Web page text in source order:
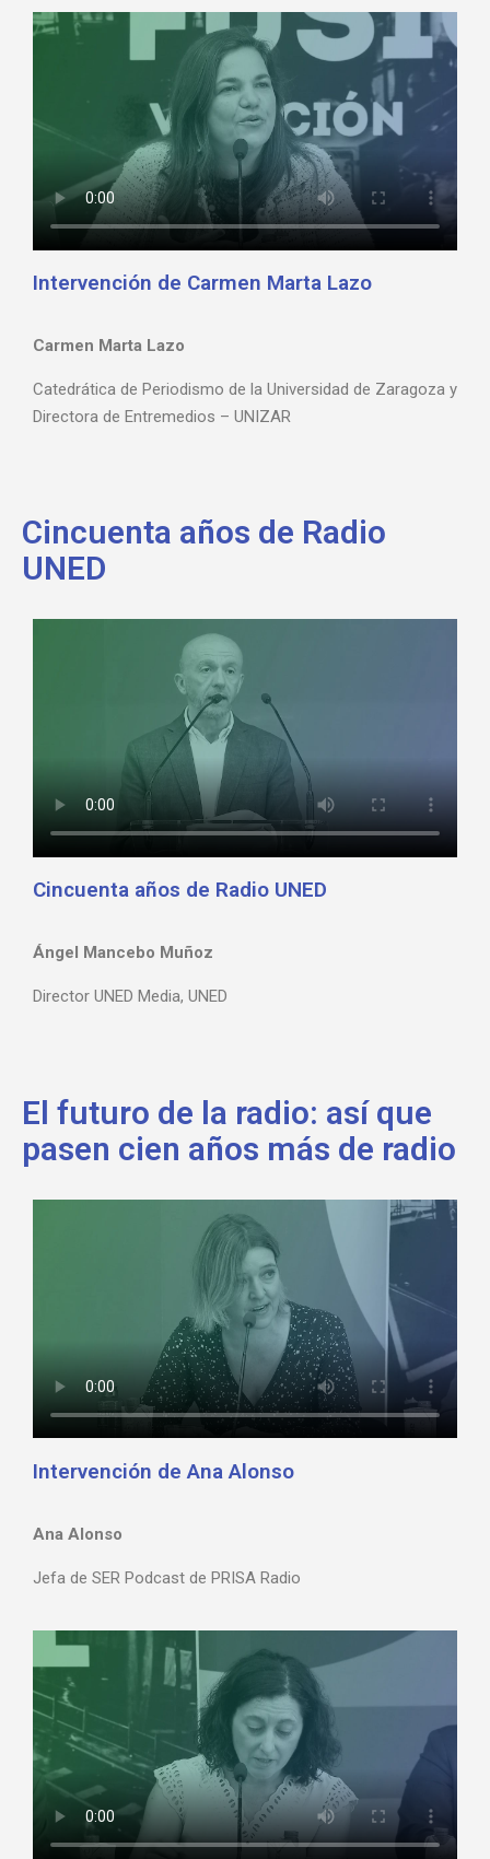
Intervención de Carmen Marta Lazo
Carmen Marta Lazo
Catedrática de Periodismo de la Universidad de Zaragoza y
Directora de Entremedios – UNIZAR
Cincuenta años de Radio
UNED
Cincuenta años de Radio UNED​
Ángel Mancebo Muñoz
Director UNED Media, UNED
El futuro de la radio: así que
pasen cien años más de radio
Intervención de Ana Alonso
Ana Alonso
Jefa de SER Podcast de PRISA Radio